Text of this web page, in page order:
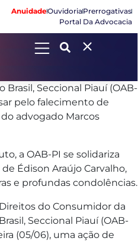
AnuidadeOuvidoriaPrerrogativas
Portal Da Advocacia
Seccional Piauí (OAB-
pelo falecimento de
advogado Marcos
a OAB-PI se solidariza
Édison Araújo Carvalho,
e profundas condolências.
do Consumidor da
Seccional Piauí (OAB-
(05/06), uma ação de